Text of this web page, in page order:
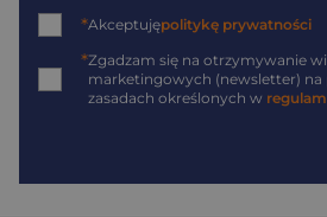
*Akceptujępolitykę prywatności
*Zgadzam się na otrzymywanie
marketingowych (newsletter) na
zasadach określonych w